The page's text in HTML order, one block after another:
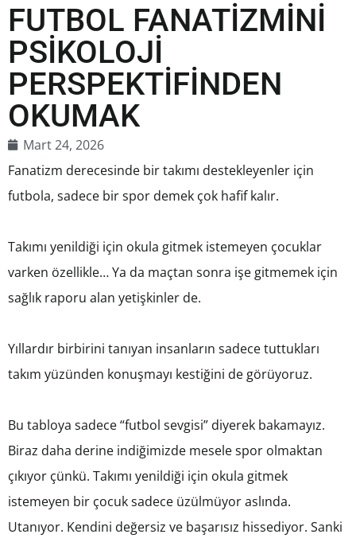
FUTBOL FANATİZMİNİ
PSİKOLOJİ
PERSPEKTİFİNDEN
OKUMAK
Mart 24, 2026
Fanatizm derecesinde bir takımı destekleyenler için
futbola, sadece bir spor demek çok hafif kalır.
Takımı yenildiği için okula gitmek istemeyen çocuklar
varken özellikle… Ya da maçtan sonra işe gitmemek için
sağlık raporu alan yetişkinler de.
Yıllardır birbirini tanıyan insanların sadece tuttukları
takım yüzünden konuşmayı kestiğini de görüyoruz.
Bu tabloya sadece “futbol sevgisi” diyerek bakamayız.
Biraz daha derine indiğimizde mesele spor olmaktan
çıkıyor çünkü. Takımı yenildiği için okula gitmek
istemeyen bir çocuk sadece üzülmüyor aslında.
Utanıyor. Kendini değersiz ve başarısız hissediyor. Sanki